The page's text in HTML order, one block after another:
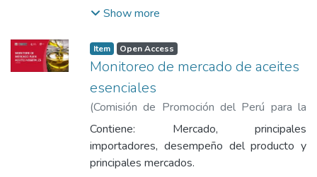
Show more
Item Open Access
Monitoreo de mercado de aceites
esenciales
(Comisión de Promoción del Perú para la
Exportación y el Turismo
,2025-02)
Comisión de Promoción del Perú para la
Exportación y el Turismo
Contiene: Mercado, principales
importadores, desempeño del producto y
principales mercados.